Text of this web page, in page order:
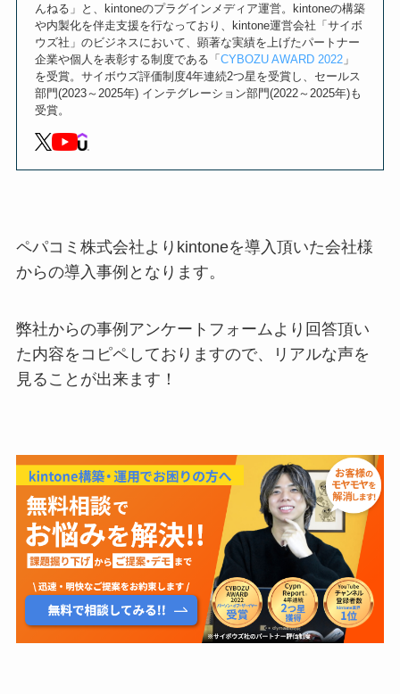
んねる」と、kintoneのプラグインメディア運営。kintoneの構築
や内製化を伴走支援を行なっており、kintone運営会社「サイボ
ウズ社」のビジネスにおいて、顕著な実績を上げたパートナー
企業や個人を表彰する制度である「 CYBOZU AWARD 2022」
を受賞。サイボウズ評価制度4年連続2つ星を受賞し、セールス
部門(2023～2025年) インテグレーション部門(2022～2025年)も
受賞。
ペパコミ株式会社よりkintoneを導入頂いた会社様
からの導入事例となります。
弊社からの事例アンケートフォームより回答頂い
た内容をコピペしておりますので、リアルな声を
見ることが出来ます！